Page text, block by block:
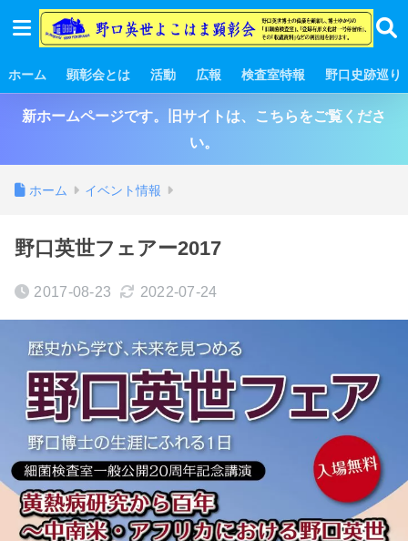
ホーム 顕彰会とは 活動 広報 検査室特報 野口史跡巡り
新ホームページです。旧サイトは、こちらをご覧くださ
い。
ホーム イベント情報
野口英世フェアー2017
2017-08-23 2022-07-24